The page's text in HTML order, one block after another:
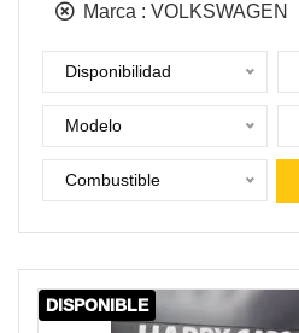
Marca : VOLKSWAGEN
Disponibilidad
Modelo
Combustible
DISPONIBLE